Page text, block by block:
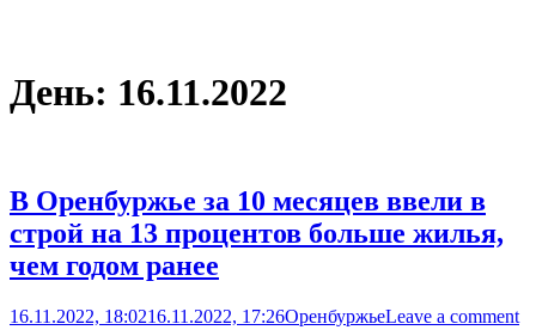
День: 16.11.2022
В Оренбуржье за 10 месяцев ввели в
строй на 13 процентов больше жилья,
чем годом ранее
16.11.2022, 18:0216.11.2022, 17:26ОренбуржьеLeave a comment